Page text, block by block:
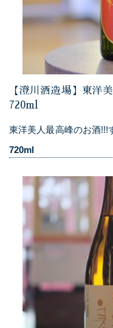
【澄川酒造場】東
720ml
東洋美人最高峰のお酒!!!
720ml